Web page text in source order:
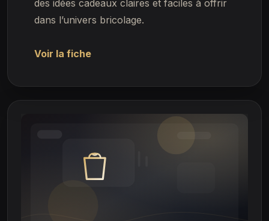
des idées cadeaux claires et faciles à offrir
dans l’univers bricolage.
Voir la fiche